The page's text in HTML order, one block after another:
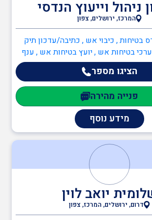
והנדסאים
מוסמכות
ניהול וייעוץ הנדסי
המרכז, ירושלים, צפון
בטיחות , כיבוי אש , כתיבה/עדכון תיק
בטיחות אש , יועץ בטיחות אש , ענף
והנדסאים , מהנדס אזרחי , מהנדסי
בטיחות
הציגו מספר
פנייה מהירה
מידע נוסף
יואב לוין
דרום, ירושלים, המרכז, צפון